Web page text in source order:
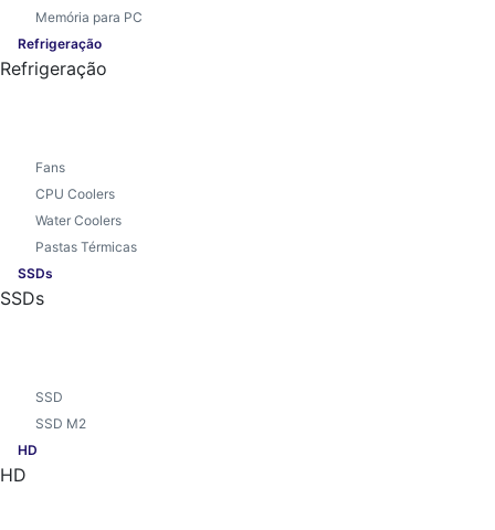
Memória para PC
Refrigeração
Refrigeração
Fans
CPU Coolers
Water Coolers
Pastas Térmicas
SSDs
SSDs
SSD
SSD M2
HD
HD